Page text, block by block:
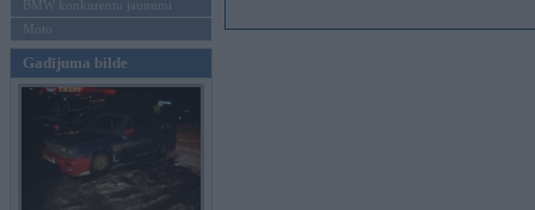
BMW konkurentu jaunumi
Moto
Gadījuma bilde